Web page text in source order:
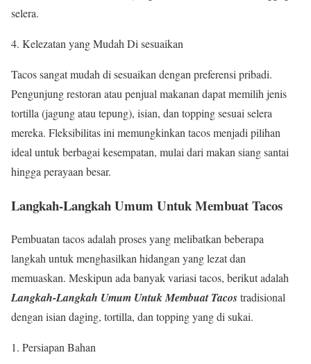
selera.
4. Kelezatan yang Mudah Di sesuaikan
Tacos sangat mudah di sesuaikan dengan preferensi pribadi.
Pengunjung restoran atau penjual makanan dapat memilih jenis
tortilla (jagung atau tepung), isian, dan topping sesuai selera
mereka. Fleksibilitas ini memungkinkan tacos menjadi pilihan
ideal untuk berbagai kesempatan, mulai dari makan siang santai
hingga perayaan besar.
Langkah-Langkah Umum Untuk Membuat Tacos
Pembuatan tacos adalah proses yang melibatkan beberapa
langkah untuk menghasilkan hidangan yang lezat dan
memuaskan. Meskipun ada banyak variasi tacos, berikut adalah
Langkah-Langkah Umum Untuk Membuat Tacostradisional
dengan isian daging, tortilla, dan topping yang di sukai.
1. Persiapan Bahan